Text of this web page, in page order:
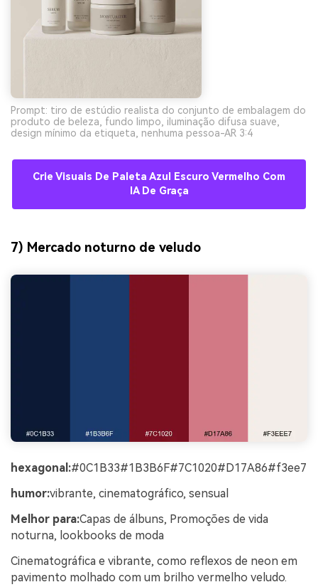
Prompt: tiro de estúdio realista do conjunto de embalagem do
produto de beleza, fundo limpo, iluminação difusa suave,
design mínimo da etiqueta, nenhuma pessoa-AR 3:4
Crie Visuais De Paleta Azul Escuro Vermelho Com
IA De Graça
7) Mercado noturno de veludo
hexagonal:#0C1B33#1B3B6F#7C1020#D17A86#f3ee7
humor:vibrante, cinematográfico, sensual
Melhor para:Capas de álbuns, Promoções de vida
noturna, lookbooks de moda
Cinematográfica e vibrante, como reflexos de neon em
pavimento molhado com um brilho vermelho veludo.